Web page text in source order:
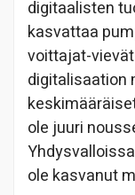
digitaalisten
kasvattaa
voittajat-
digitalisaation
ole juuri
ole kasvanut